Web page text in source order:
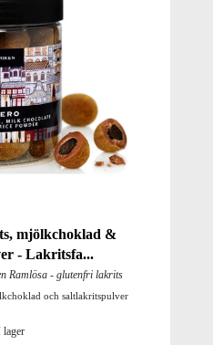
mjölkchoklad &
- Lakritsfa...
Ramlösa - glutenfri lakrits
och saltlakritspulver